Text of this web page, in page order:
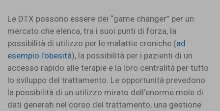
Le DTX possono essere dei “game changer” per un
mercato che elenca, tra i suoi punti di forza, la
possibilità di utilizzo per le malattie croniche (ad
esempio l’obesità), la possibilità per i pazienti di un
accesso rapido alle terapie e la loro centralità per tutto
lo sviluppo del trattamento. Le opportunità prevedono
la possibilità di un utilizzo mirato dell’enorme mole di
dati generati nel corso del trattamento, una gestione